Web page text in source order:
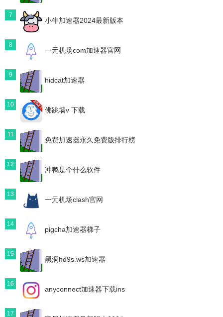
7
小牛加速器2024最新版本
8
一元机场com加速器官网
9
hidcat加速器
10
佛跳墙v 下载
11
免费加速器永久免费版排行榜
12
冲鸭是个什么软件
13
一元机场clash官网
14
pigcha加速器梯子
15
黑洞hd9s.ws加速器
16
anyconnect加速器下载ins
17